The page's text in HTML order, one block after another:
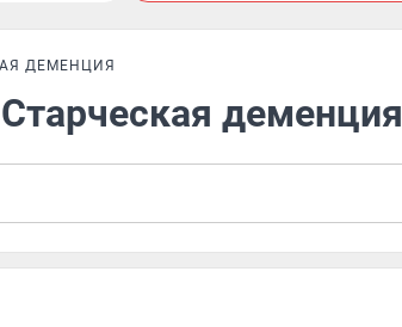
ДЕМЕНЦИЯ
деменция